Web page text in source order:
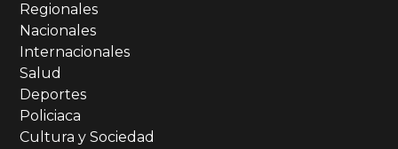
Regionales
Nacionales
Internacionales
Salud
Deportes
Policiaca
Cultura y Sociedad